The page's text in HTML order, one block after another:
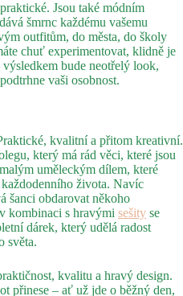
Jsou také módním
šmrnc každému vašemu
outfitům, do města, do školy
chuť experimentovat, klidně je
bude neotřelý look,
vaši osobnost.
kvalitní a přitom kreativní.
který má rád věci, které jsou
uměleckým dílem, které
života. Navíc
šanci obdarovat někoho
kombinaci s hravými sešity se
dárek, který udělá radost
světa.
kvalitu a hravý design.
přinese – ať už jde o běžný den,